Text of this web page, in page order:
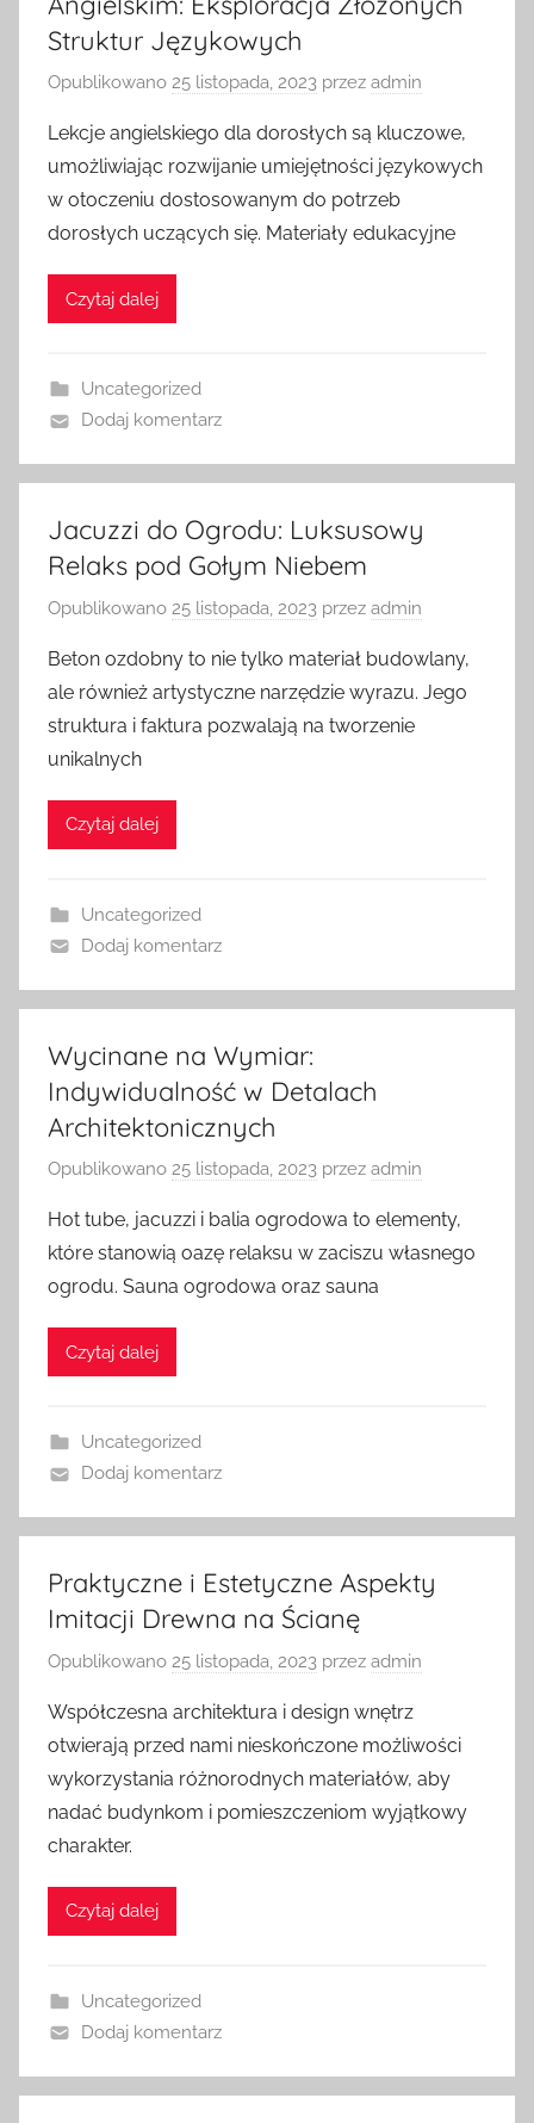
Struktur Językowych
Opublikowano 25 listopada, 2023 przez admin
Lekcje angielskiego dla dorosłych są kluczowe,
umożliwiając rozwijanie umiejętności językowych
w otoczeniu dostosowanym do potrzeb
dorosłych uczących się. Materiały edukacyjne
Czytaj dalej
Uncategorized
Dodaj komentarz
Jacuzzi do Ogrodu: Luksusowy
Relaks pod Gołym Niebem
Opublikowano 25 listopada, 2023 przez admin
Beton ozdobny to nie tylko materiał budowlany,
ale również artystyczne narzędzie wyrazu. Jego
struktura i faktura pozwalają na tworzenie
unikalnych
Czytaj dalej
Uncategorized
Dodaj komentarz
Wycinane na Wymiar:
Indywidualność w Detalach
Architektonicznych
Opublikowano 25 listopada, 2023 przez admin
Hot tube, jacuzzi i balia ogrodowa to elementy,
które stanowią oazę relaksu w zaciszu własnego
ogrodu. Sauna ogrodowa oraz sauna
Czytaj dalej
Uncategorized
Dodaj komentarz
Praktyczne i Estetyczne Aspekty
Imitacji Drewna na Ścianę
Opublikowano 25 listopada, 2023 przez admin
Współczesna architektura i design wnętrz
otwierają przed nami nieskończone możliwości
wykorzystania różnorodnych materiałów, aby
nadać budynkom i pomieszczeniom wyjątkowy
charakter.
Czytaj dalej
Uncategorized
Dodaj komentarz